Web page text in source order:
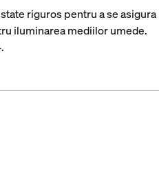
riguros pentru a se asigura
iluminarea mediilor umede.